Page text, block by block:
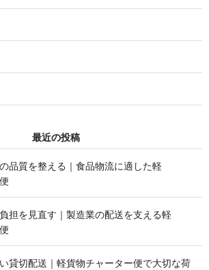
最 近 の 投 稿
品質を整える｜食品物流に適した軽
担を見直す｜製造業の配送を支える軽
貸切配送｜軽貨物チャーター便で大切な荷